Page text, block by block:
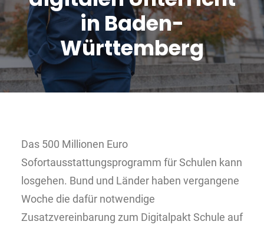
in Baden-
Württemberg
Das 500 Millionen Euro
Sofortausstattungsprogramm für Schulen kann
losgehen. Bund und Länder haben vergangene
Woche die dafür notwendige
Zusatzvereinbarung zum Digitalpakt Schule auf